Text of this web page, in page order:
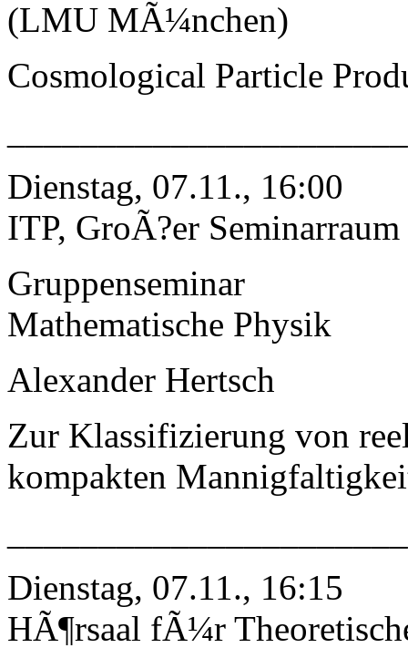
(LMU MÃ¼nchen)
Cosmological Particle
Dienstag, 07.11., 16:00
ITP, GroÃ?er Seminarraum
Gruppenseminar
Mathematische Physik
Alexander Hertsch
Zur Klassifizierung von
kompakten
Dienstag, 07.11., 16:15
HÃ¶rsaal fÃ¼r